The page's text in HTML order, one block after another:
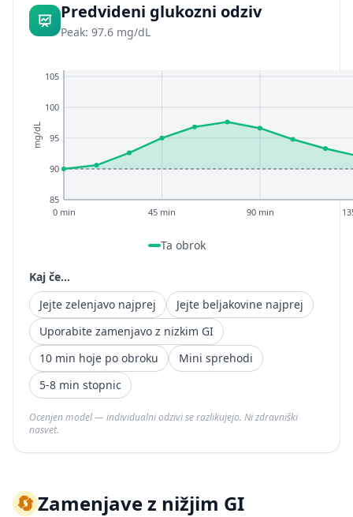
Predvideni glukozni odziv
Peak: 97.6 mg/dL
85
90
95
100
105
0 min 45 min 90 min
mg/dL
Ta obrok
Kaj če...
Jejte zelenjavo najprej
Jejte beljakovine najprej
Uporabite zamenjavo z nizkim GI
10 min hoje po obroku
Mini sprehodi
5-8 min stopnic
Ocenjen model — individualni odzivi se razlikujejo. Ni zdravniški
nasvet.
🔄Zamenjave z nižjim GI